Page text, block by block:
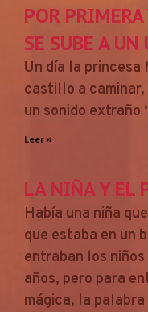
POR
SE SUBE A
Un día la princesa
castillo a
un sonido extraño
Leer »
LA NIÑA Y EL
Había una niña
que estaba en un
entraban los
años, pero para
mágica, la